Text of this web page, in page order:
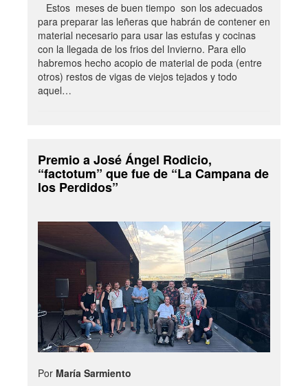
Estos meses de buen tiempo son los adecuados
para preparar las leñeras que habrán de contener en
material necesario para usar las estufas y cocinas
con la llegada de los frios del Invierno. Para ello
habremos hecho acopio de material de poda (entre
otros) restos de vigas de viejos tejados y todo
aquel…
Premio a José Ángel Rodicio,
“factotum” que fue de “La Campana de
los Perdidos”
Por María Sarmiento